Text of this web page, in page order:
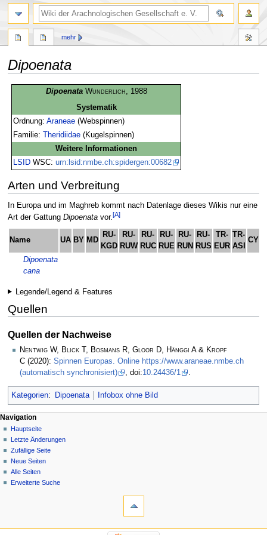
Dipoenata
Dipoenata Wunderlich , 1988
Systematik
Ordnung:Araneae (Webspinnen)
Familie:Theridiidae (Kugelspinnen)
Weitere Informationen
LSID WSC:urn:lsid:nmbe.ch:spidergen:00682
Arten und Verbreitung
In Europa und im Maghreb kommt nach Datenlage dieses Wikis nur eine
Art der Gattung Dipoenatavor.[A]
Name UA BY MD
RU-
KGD
RU-
RUW
RU-
RUC
RU-
RUE
RU-
RUN
RU-
RUS
TR-
EUR
TR-
ASI
CY
Dipoenata
cana
Legende/Legend & Features
Quellen
Quellen der Nachweise
Nentwig W, Blick T, Bosmans R, Gloor D, Hänggi A & Kropf
C (2020): Spinnen Europas. Online https://www.araneae.nmbe.ch
(automatisch synchronisiert)
, doi:10.24436/1 .
Kategorien: Dipoenata Infobox ohne Bild
mehr
Navigation
Hauptseite
Letzte Änderungen
Zufällige Seite
Neue Seiten
Alle Seiten
Erweiterte Suche